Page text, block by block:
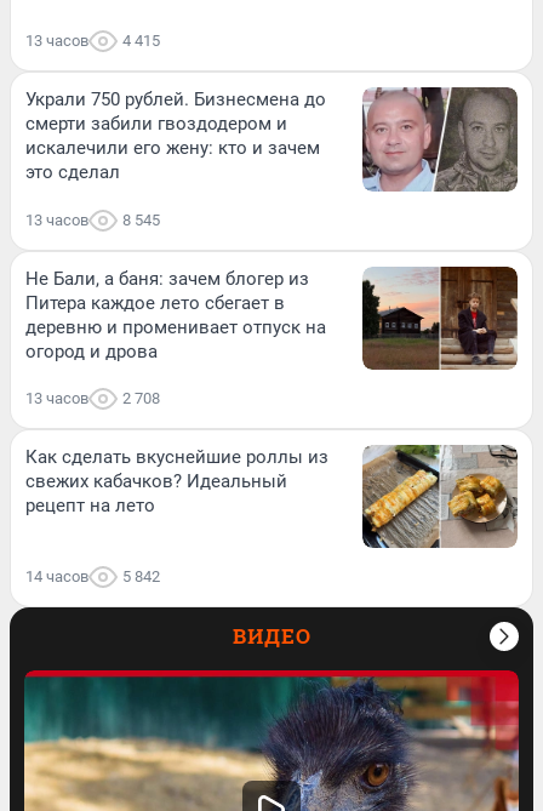
13 часов 4 415
Украли 750 рублей. Бизнесмена до
смерти забили гвоздодером и
искалечили его жену: кто и зачем
это сделал
13 часов 8 545
Не Бали, а баня: зачем блогер из
Питера каждое лето сбегает в
деревню и променивает отпуск на
огород и дрова
13 часов 2 708
Как сделать вкуснейшие роллы из
свежих кабачков? Идеальный
рецепт на лето
14 часов 5 842
ВИДЕО